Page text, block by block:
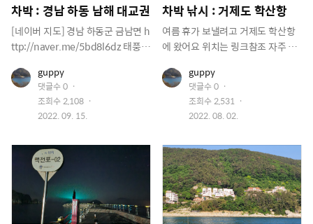
차박 : 경남 하동 남해 대교권
[네이버 지도] 경남 하동군 금남면 h
ttp://naver.me/5bd8l6dz 태풍오
히고 밖에 날씨가 흐리지만 비가 안
오니 일단 나가 보기로 합니다. 하동
쪽으로 와서 남해 대교 밑에서 쉬기
로 합니다. 저기 남해쪽엔 구름이 낮
올듯 합니다. 비가 조금씩 내렸다가
그쳤다가 하네요 태풍온다하니 사
람들이 많이 없네요 다들 집에만 있
는지 낚시하는 사람도 없어요 이시
간에 돌아 다니면 그것도 이상할듯
유
저
guppy
댓글수0
조회수 2,108
작
일
2022. 09. 15.
차박 낚시 : 거제도 학산항
여름 휴가 보낼려고 거제도 학산항
에 왔어요 위치는 링크참조 자주 오
도 없고 조용하네요 우리는 맨 끝에
자리잡고 어닝으로 그늘을 만듭니
다. 오늘같은 날씨에 그늘이 없으면
쪄서 죽습니다. 어닝 필수네요 어닝
더디어 요긴하게 사용합니다. 낮에
는 더이상 낚시 하기 어렵네요 바람
이 산들산들 불어서 의자에 기대어
누워서 하늘만 쳐다 봅니다. 아무것
도 안하는 이런게 여유가 아닐까요?
유
저
guppy
댓글수0
조회수 2,531
작
일
2022. 08. 02.